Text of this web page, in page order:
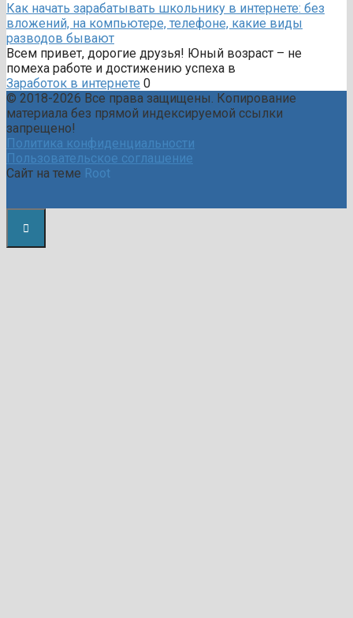
Как начать зарабатывать школьнику в интернете: без
вложений, на компьютере, телефоне, какие виды
разводов бывают
Всем привет, дорогие друзья! Юный возраст – не
помеха работе и достижению успеха в
Заработок в интернете 0
© 2018-2026 Все права защищены. Копирование
материала без прямой индексируемой ссылки
запрещено!
Политика конфиденциальности
Пользовательское соглашение
Сайт на теме Root